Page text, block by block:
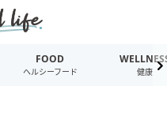
FOOD
ヘルシーフード 健康